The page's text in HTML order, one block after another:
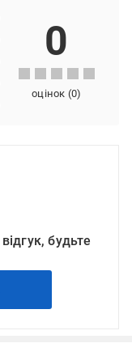
0
оцінок (0)
будьте